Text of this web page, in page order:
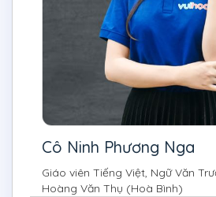
Cô Ninh Phương Nga
Giáo viên Tiếng Việt, Ngữ Văn
Hoàng Văn Thụ (Hoà Bình)